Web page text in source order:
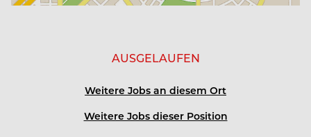
kosenfreie Nutzung des Mitarbeiterautos (bei
wöchentliche SPA-Abende
AUSGELAUFEN
Weitere Jobs an diesem Ort
Weitere Jobs dieser Position